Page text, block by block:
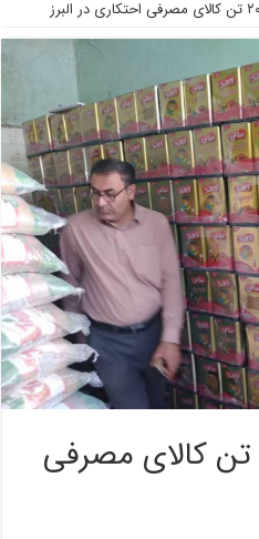
کشف بیش از ۲۰۰ تن کالای مصرفی